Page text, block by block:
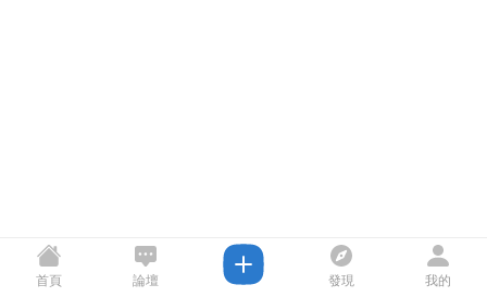
首頁 論壇 發現 我的